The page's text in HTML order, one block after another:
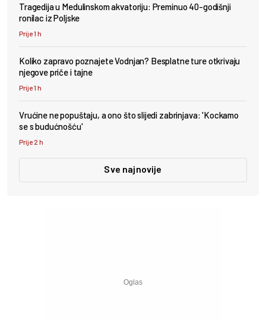
Tragedija u Medulinskom akvatoriju: Preminuo 40-godišnji
ronilac iz Poljske
Prije 1 h
Koliko zapravo poznajete Vodnjan? Besplatne ture otkrivaju
njegove priče i tajne
Prije 1 h
Vrućine ne popuštaju, a ono što slijedi zabrinjava: 'Kockamo
se s budućnošću'
Prije 2 h
Sve najnovije